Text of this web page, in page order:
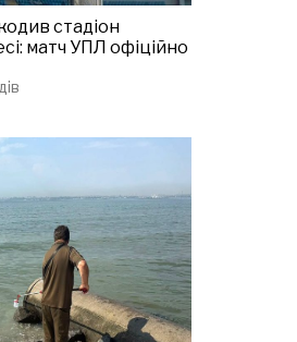
стадіон
матч УПЛ офіційно